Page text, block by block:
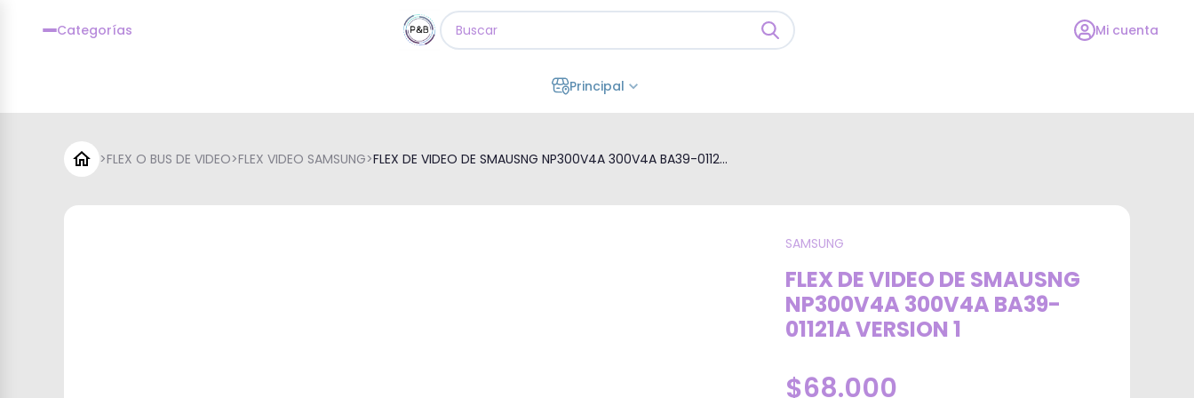
Categorías Mi cuenta
Principal
>FLEX O BUS DE VIDEO>FLEX VIDEO SAMSUNG>FLEX DE VIDEO DE SMAUSNG NP300V4A 300V4A BA39-0112...
SAMSUNG
FLEX DE VIDEO DE SMAUSNG
NP300V4A 300V4A BA39-
01121A VERSION 1
$68.000